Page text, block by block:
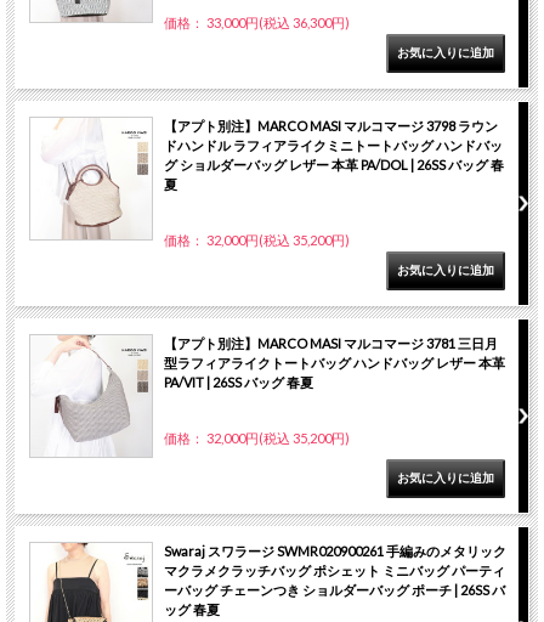
価格： 33,000円(税込 36,300円)
【アプト別注】MARCO MASI マルコマージ 3798 ラウン
ドハンドル ラフィアライクミニトートバッグ ハンドバッ
グ ショルダーバッグ レザー 本革 PA/DOL | 26SS バッグ 春
夏
価格： 32,000円(税込 35,200円)
【アプト別注】MARCO MASI マルコマージ 3781 三日月
型ラフィアライクトートバッグ ハンドバッグ レザー 本革
PA/VIT | 26SS バッグ 春夏
価格： 32,000円(税込 35,200円)
Swaraj スワラージ SWMR020900261 手編みのメタリック
マクラメクラッチバッグ ポシェット ミニバッグ パーティ
ーバッグ チェーンつき ショルダーバッグ ポーチ | 26SS バ
ッグ 春夏